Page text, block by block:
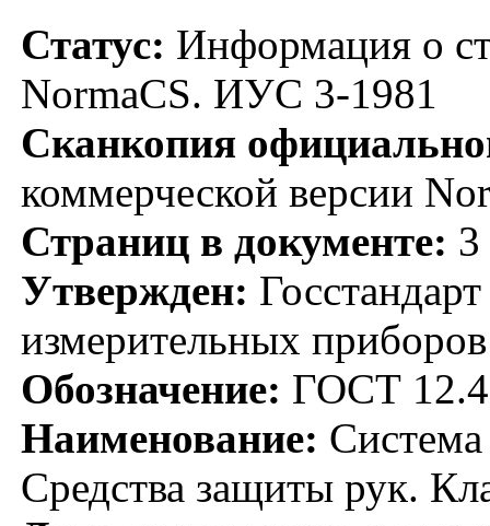
Статус: Информация о
NormaCS. ИУС 3-1981
Сканкопия
коммерческой версии
Страниц в документе: 3
Утвержден:
измерительных
Обозначение: ГОСТ
Наименование:
Средства защиты рук.